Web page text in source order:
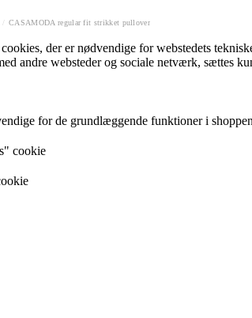
CASAMODA regular fit strikket pullover
der er nødvendige for webstedets
andre websteder og sociale netværk, sættes
for de grundlæggende funktioner i
cookie